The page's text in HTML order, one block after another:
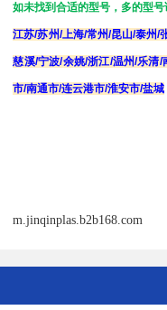
如未找到合适的型号，多的型
江苏/苏州/上海/常州/昆山/泰州/
慈溪/宁波/余姚/浙江/温州/乐清/
市/南通市/连云港市/淮安市/盐城
m.jinqinplas.b2b168.com